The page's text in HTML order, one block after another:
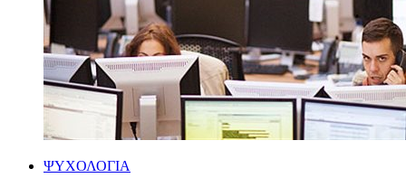
ΨΥΧΟΛΟΓΙΑ